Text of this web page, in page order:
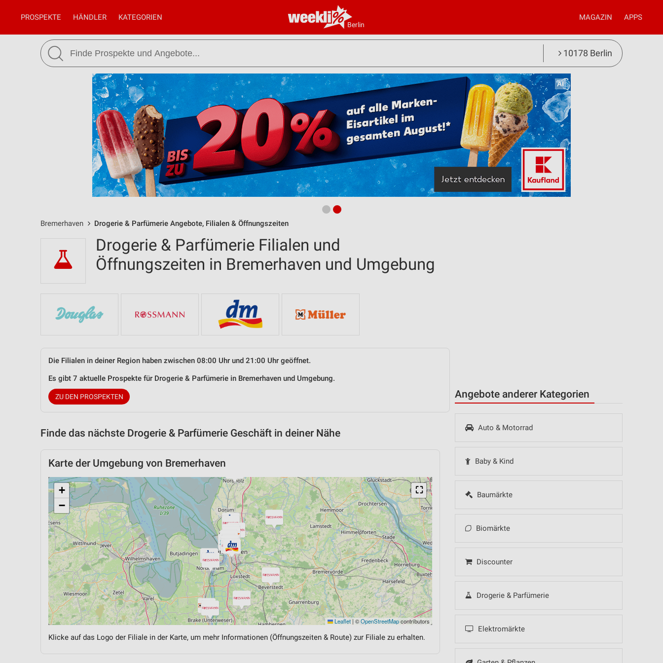
Berlin
PROSPEKTE HÄNDLER KATEGORIEN MAGAZIN APPS
10178 Berlin
Bremerhaven Drogerie & Parfümerie Angebote, Filialen & Öffnungszeiten
Angebote anderer Kategorien
Auto & Motorrad
Baby & Kind
Baumärkte
Biomärkte
Discounter
Drogerie & Parfümerie
Elektromärkte
Drogerie & Parfümerie Filialen und
Öffnungszeiten in Bremerhaven und Umgebung
Die Filialen in deiner Region haben zwischen 08:00 Uhr und 21:00 Uhr geöffnet.
Es gibt 7 aktuelle Prospekte für Drogerie & Parfümerie in Bremerhaven und Umgebung.
ZU DEN PROSPEKTEN
Finde das nächste Drogerie & Parfümerie Geschäft in deiner Nähe
Karte der Umgebung von Bremerhaven
⛶
+
−
Leaflet | ©OpenStreetMapcontributors
Klicke auf das Logo der Filiale in der Karte, um mehr Informationen (Öffnungszeiten & Route) zur Filiale zu erhalten.